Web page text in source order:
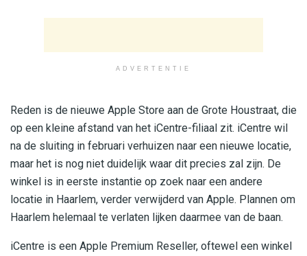
ADVERTENTIE
Reden is de nieuwe Apple Store aan de Grote Houstraat, die
op een kleine afstand van het iCentre-filiaal zit. iCentre wil
na de sluiting in februari verhuizen naar een nieuwe locatie,
maar het is nog niet duidelijk waar dit precies zal zijn. De
winkel is in eerste instantie op zoek naar een andere
locatie in Haarlem, verder verwijderd van Apple. Plannen om
Haarlem helemaal te verlaten lijken daarmee van de baan.
iCentre is een Apple Premium Reseller, oftewel een winkel